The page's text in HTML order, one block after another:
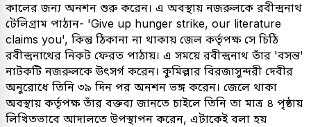
কালের জন্য অনশন শুরু করেন। এ অবস্থায় নজরুলকে রবীন্দ্রনাথ
টেলিগ্রাম পাঠান- 'Give up hunger strike, our literature
claims you', কিন্তু ঠিকানা না থাকায় জেল কর্তৃপক্ষ সে চিঠি
রবীন্দ্রনাথের নিকট ফেরত পাঠায়। এ সময়ে রবীন্দ্রনাথ তাঁর 'বসন্ত'
নাটকটি নজরুলকে উৎসর্গ করেন। কুমিল্লার বিরজাসুন্দরী দেবীর
অনুরোধে তিনি ৩৯ দিন পর অনশন ভঙ্গ করেন। জেলে থাকা
অবস্থায় কর্তৃপক্ষ তাঁর বক্তব্য জানতে চাইলে তিনি তা মাত্র ৪ পৃষ্ঠায়
লিখিতভাবে আদালতে উপস্থাপন করেন, এটাকেই বলা হয়